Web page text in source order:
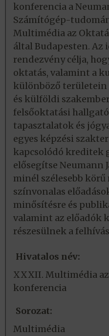
konferencia a
Számítógép-
Multimédia az
által Budapesten. Az
rendezvény célja,
oktatás, valamint a
különböző területein
és külföldi
felsőoktatási
tapasztalatok és
egyes képzési
kapcsolódó kreditek
elősegítse Neumann
minél szélesebb
színvonalas
minősítésre és
valamint az előadók
részesülnek a
Hivatalos név:
XXXII. Multimédia
konferencia
Sorozat:
Multimédia